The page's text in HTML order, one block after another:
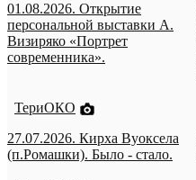
01.08.2026. Открытие
персональной выставки А.
Визиряко «Портрет
современника».
ТериОКО
27.07.2026. Кирха Вуоксела
(п.Ромашки). Было - стало.